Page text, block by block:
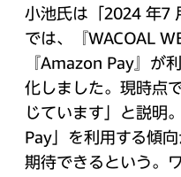
小池氏は「2024 年7
では、『WACOAL
『Amazon Pay』が
化しました。現時点
じています」と説明
Pay」を利用する傾
期待できるという。